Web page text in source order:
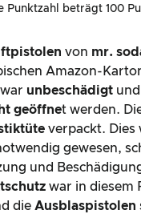
Punktzahl beträgt 100
von mr.
Amazon-
war unbeschädigt
geöffnet werden.
verpackt. Dies
gewesen,
und
war in diesem
die Ausblaspistolen